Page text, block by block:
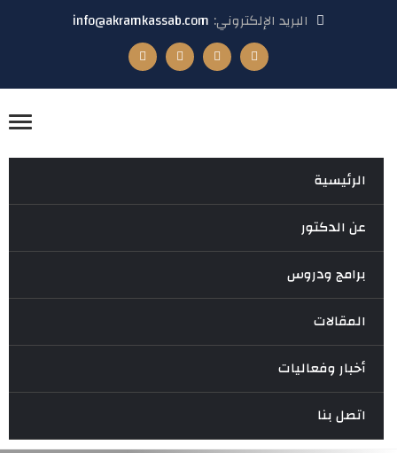
البريد الإلكتروني: info@akramkassab.com
الرئيسية
عن الدكتور
برامج ودروس
المقالات
أخبار وفعاليات
اتصل بنا